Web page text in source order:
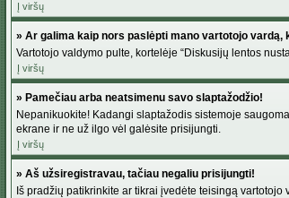
Į viršų
» Ar galima kaip nors paslėpti mano vartotojo
Vartotojo valdymo pulte, kortelėje “Diskusijų lentos
Į viršų
» Pamečiau arba neatsimenu savo slaptažodžio!
Nepanikuokite! Kadangi slaptažodis sistemoje
ekrane ir ne už ilgo vėl galėsite prisijungti.
Į viršų
» Aš užsiregistravau, tačiau negaliu prisijungti!
Iš pradžių patikrinkite ar tikrai įvedėte teisingą